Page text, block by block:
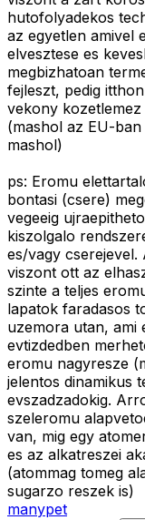
hutofolyadekos
az egyetlen amivel
elvesztese es
megbizhatoan
fejleszt, pedig
vekony
(mashol az EU-
mashol)
ps: Eromu
bontasi (csere)
vegeeig
kiszolgalo
es/vagy cserejevel.
viszont ott az
szinte a teljes
lapatok faradasos
uzemora utan, ami
evtizdedben
eromu nagyresze
jelentos dinamikus
evszadzadokig.
szeleromu
van, mig egy
es az alkatreszei
(atommag tomeg
sugarzo reszek is)
manypet